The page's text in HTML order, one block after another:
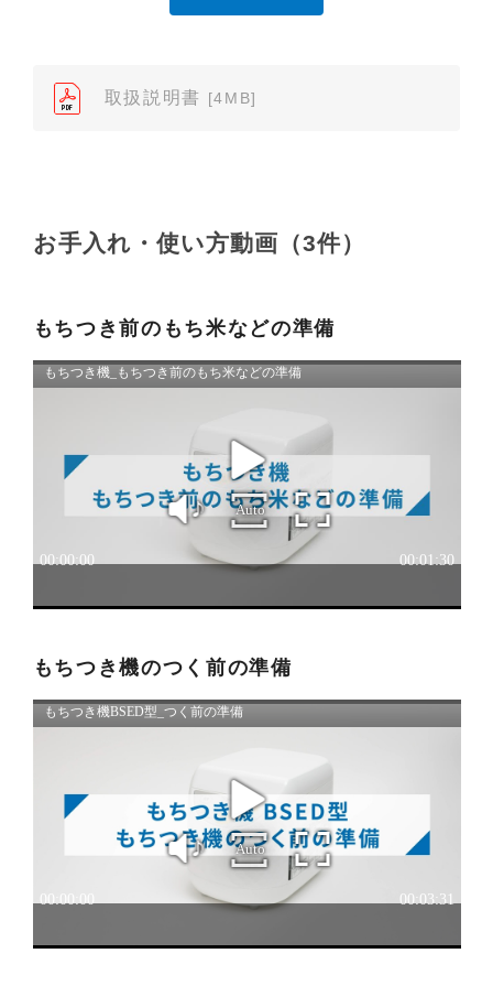
（2）本サイトでは、データ提供が可能な取扱説明書
売店、また弊社「お客様ご相談センター」まで、ご
依頼いただきますようお願いします（※）。ただ
（3）本サイトに掲載されている取扱説明書の対象機
種が、生産中止などの理由でご購入できない場合も
（※）みまもりほっとラインサービスでご使用され
弊社「みまもりほっとライン相談窓口
２．取扱説明書の内容について
製品の仕様変更などで、取扱説明書の内容は変更さ
れる場合があります。本サイトに掲載されている取
扱説明書の内容が、製品に同梱されている取扱説明
書の内容と異なる場合がありますので、あらかじめ
に関する注意事項は、取扱説明書作成時点での法的
基準や業界基準に拠った内容になっております。製
品に関する安全に関する注意についてのご質問等に
接お問い合わせくださいますようお願いします
（※）。
（※）みまもりほっとラインサービスでご使用され
ている専用の製品（レンタル品）につきましては、
弊社「みまもりほっとライン相談窓口」に直接お問
取扱説明書 [4MB]
お手入れ・使い方動画（3件）
もちつき前のもち米などの準備
もちつき機のつく前の準備